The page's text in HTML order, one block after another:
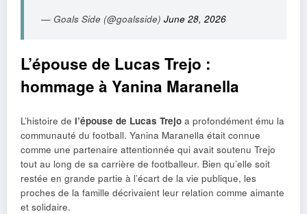
— Goals Side (@goalsside) June 28, 2026
L’épouse de Lucas Trejo :
hommage à Yanina Maranella
L’histoire de l’épouse de Lucas Trejo a profondément ému la
communauté du football. Yanina Maranella était connue
comme une partenaire attentionnée qui avait soutenu Trejo
tout au long de sa carrière de footballeur. Bien qu’elle soit
restée en grande partie à l’écart de la vie publique, les
proches de la famille décrivaient leur relation comme aimante
et solidaire.